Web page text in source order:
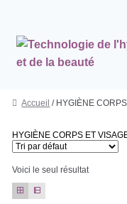
Aller à la navigation
Aller au contenu
HYGIÈNE BUCCALE
Brosses à dents
Jets dentaires
Accueil / HYGIÈNE
HYGIÈNE CORPS ET
Voici le seul résultat